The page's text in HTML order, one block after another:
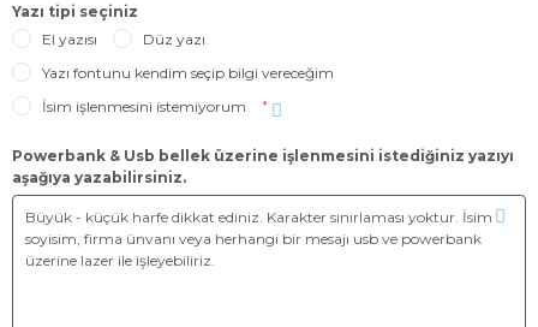
Yazı tipi seçiniz
El yazısı
Düz yazı
Yazı fontunu kendim seçip bilgi vereceğim
İsim işlenmesini istemiyorum
*
Powerbank & Usb bellek üzerine işlenmesini istediğiniz yazıyı
aşağıya yazabilirsiniz.